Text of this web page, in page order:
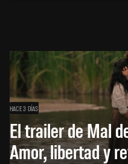
HACE 3 DÍAS
El trailer de Mal
Amor, libertad y